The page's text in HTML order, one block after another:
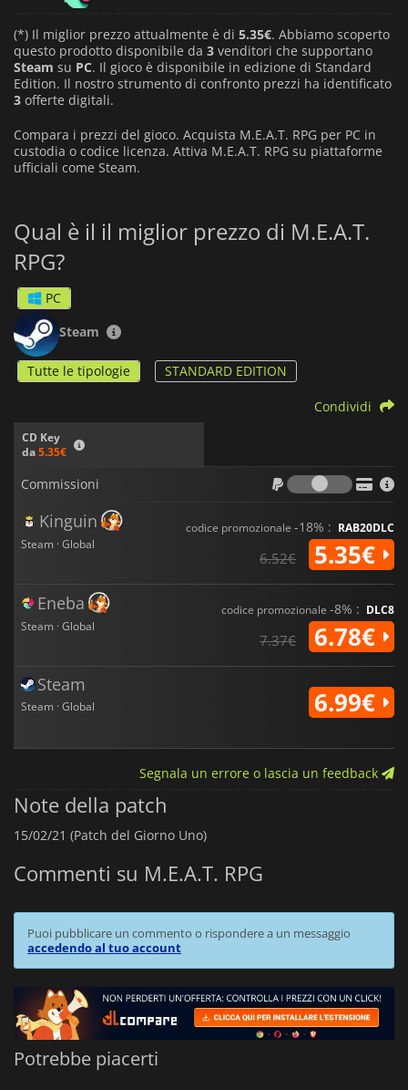
6.99€
(*) Il miglior prezzo attualmente è di 5.35€. Abbiamo scoperto
questo prodotto disponibile da 3 venditori che supportano
Steam su PC. Il gioco è disponibile in edizione di Standard
Edition. Il nostro strumento di confronto prezzi ha identificato
3 offerte digitali.
Compara i prezzi del gioco. Acquista M.E.A.T. RPG per PC in
custodia o codice licenza. Attiva M.E.A.T. RPG su piattaforme
ufficiali come Steam.
Qual è il il miglior prezzo di M.E.A.T.
RPG?
PC
Steam
Tutte le tipologie STANDARD EDITION
CD Key
da5.35€
Condividi
Commissioni
Kinguin
Steam · Global
codice promozionale -18% : RAB20DLC
6.52€ 5.35€
Eneba
Steam · Global
codice promozionale -8% : DLC8
7.37€ 6.78€
Steam
Steam · Global 6.99€
Segnala un errore o lascia un feedback
Note della patch
15/02/21 (Patch del Giorno Uno)
Commenti su M.E.A.T. RPG
Puoi pubblicare un commento o rispondere a un messaggio
accedendo al tuo account
Potrebbe piacerti